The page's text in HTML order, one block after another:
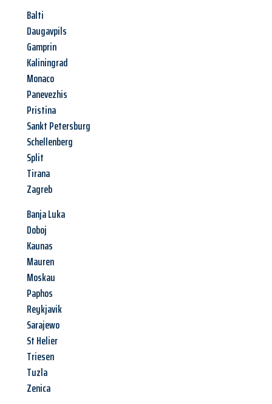
Balti
Daugavpils
Gamprin
Kaliningrad
Monaco
Panevezhis
Pristina
Sankt Petersburg
Schellenberg
Split
Tirana
Zagreb
Banja Luka
Doboj
Kaunas
Mauren
Moskau
Paphos
Reykjavik
Sarajewo
St Helier
Triesen
Tuzla
Zenica